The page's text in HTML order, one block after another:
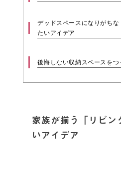
デッドスペースになりがち
たいアイデア
後悔しない収納スペースをつ
家族が揃う「リビン
いアイデア